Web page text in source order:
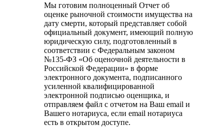
Мы готовим полноценный Отчет об
оценке рыночной стоимости имущества на
дату смерти, который представляет собой
официальный документ, имеющий полную
юридическую силу, подготовленный в
соответствии с Федеральным законом
№135-ФЗ «Об оценочной деятельности в
Российской Федерации» в форме
электронного документа, подписанного
усиленной квалифицированной
электронной подписью оценщика, и
отправляем файл с отчетом на Ваш email и
Вашего нотариуса, если email нотариуса
есть в открытом доступе.